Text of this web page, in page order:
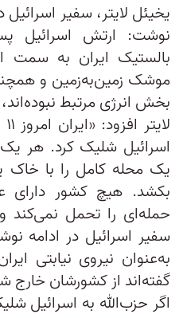
یخیئل لایتر، سفیر
نوشت: ارتش
بالستیک ایران به سمت
موشک زمین‌به‌زمین و
بخش انرژی مرتبط
اسرائیل شلیک کرد. هر
یک محله کامل را با خاک
بکشد. هیچ کشور
حمله‌ای را تحمل نمی‌کند
سفیر اسرائیل در ادامه
به‌عنوان نیروی نیابتی
گفته‌اند از کشورشان خارج
اگر حزب‌الله به اسرائیل